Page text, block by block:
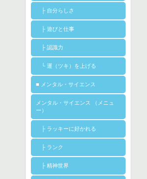
├ 自分らしさ
├ 遊びと仕事
├ 認識力
└ 運（ツキ）を上げる
■ メンタル・サイエンス
メンタル・サイエンス （メニュ
ー）
├ ラッキーに好かれる
├ ランク
├ 精神世界